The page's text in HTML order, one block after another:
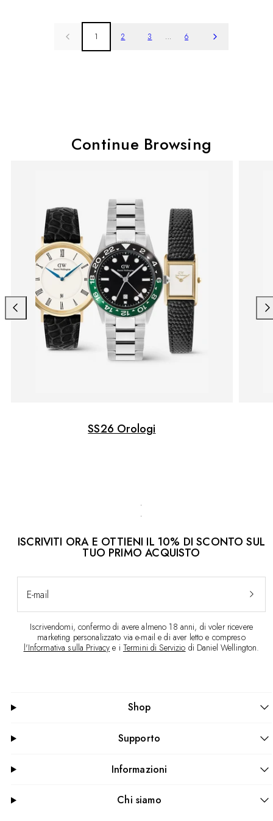
1 2 3 … 6
Continue Browsing
SS26 Orologi
Scorri
verso
ISCRIVITI ORA E OTTIENI IL 10% DI SCONTO SUL
TUO PRIMO ACQUISTO
E-mail
Iscrivendomi, confermo di avere almeno 18 anni, di voler ricevere
marketing personalizzato via e-mail e di aver letto e compreso
l'Informativa sulla Privacy e i Termini di Servizio di Daniel Wellington.
Shop
Supporto
Informazioni
Chi siamo